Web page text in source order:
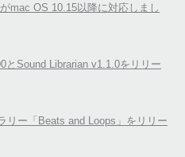
mac OS 10.15以降に対応しまし
とSound Librarian v1.1.0をリリー
リー「Beats and Loops」をリリー